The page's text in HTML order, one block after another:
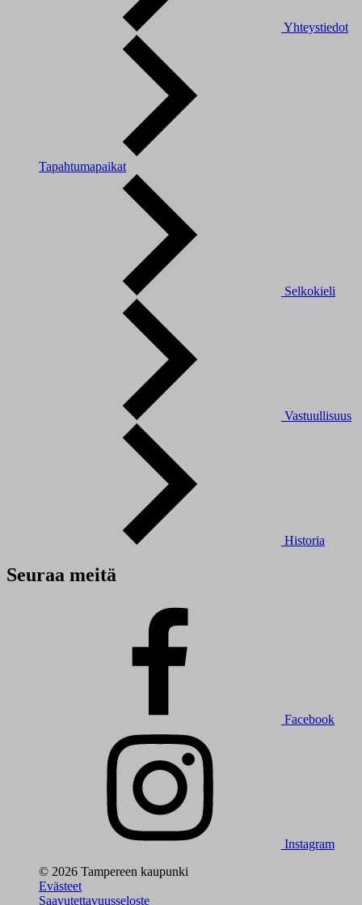
Yhteystiedot
Tapahtumapaikat
Selkokieli
Vastuullisuus
Historia
Seuraa meitä
Facebook
Instagram
© 2026 Tampereen kaupunki
Evästeet
Saavutettavuusseloste